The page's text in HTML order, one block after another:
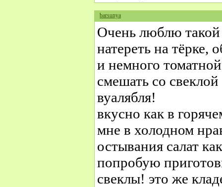
barsunya
Очень люблю такой
натереть на тёрке,
и немного
смешать со
вуалябля!
вкусно как в
мне в холодном
остывания салат
попробую
свеклы! это же